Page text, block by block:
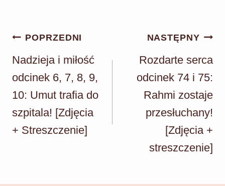
Nawigacja
wpisu
POPRZEDNI
Nadzieja i miłość
odcinek 6, 7, 8, 9,
10: Umut trafia do
szpitala! [Zdjęcia
+ Streszczenie]
NASTĘPNY
Rozdarte serca
odcinek 74 i 75:
Rahmi zostaje
przesłuchany!
[Zdjęcia +
streszczenie]